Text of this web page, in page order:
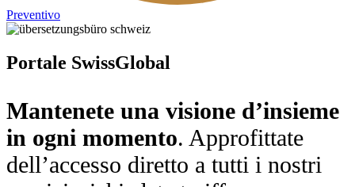
Preventivo
Portale SwissGlobal
Mantenete una visione d’insieme
in ogni momento. Approfittate
dell’accesso diretto a tutti i nostri